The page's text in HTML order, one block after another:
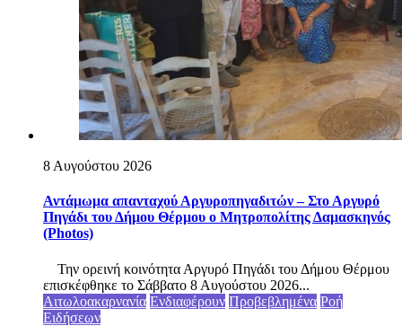
8 Αυγούστου 2026
Αντάμωμα απανταχού Αργυροπηγαδιτών – Στο Αργυρό
Πηγάδι του Δήμου Θέρμου ο Μητροπολίτης Δαμασκηνός
(Photos)
Την ορεινή κοινότητα Αργυρό Πηγάδι του Δήμου Θέρμου
επισκέφθηκε το Σάββατο 8 Αυγούστου 2026...
Αιτωλοακαρνανία Ενδιαφέρουν Προβεβλημένα Ροή
Ειδήσεων